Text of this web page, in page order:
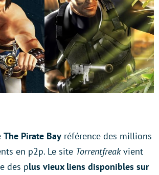
The Pirate Bay référence des millions
en p2p. Le site Torrentfreakvient
des plus vieux liens disponibles sur